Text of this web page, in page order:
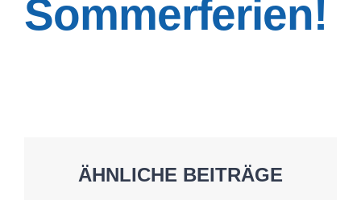
Sommerferien!
ÄHNLICHE BEITRÄGE